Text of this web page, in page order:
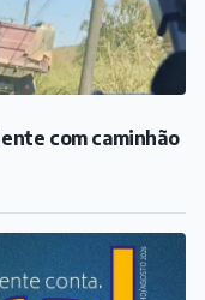
com caminhão